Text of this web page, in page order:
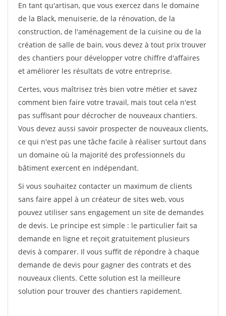
En tant qu'artisan, que vous exercez dans le domaine
de la Black, menuiserie, de la rénovation, de la
construction, de l'aménagement de la cuisine ou de la
création de salle de bain, vous devez à tout prix trouver
des chantiers pour développer votre chiffre d'affaires
et améliorer les résultats de votre entreprise.
Certes, vous maîtrisez très bien votre métier et savez
comment bien faire votre travail, mais tout cela n'est
pas suffisant pour décrocher de nouveaux chantiers.
Vous devez aussi savoir prospecter de nouveaux clients,
ce qui n'est pas une tâche facile à réaliser surtout dans
un domaine où la majorité des professionnels du
bâtiment exercent en indépendant.
Si vous souhaitez contacter un maximum de clients
sans faire appel à un créateur de sites web, vous
pouvez utiliser sans engagement un site de demandes
de devis. Le principe est simple : le particulier fait sa
demande en ligne et reçoit gratuitement plusieurs
devis à comparer. Il vous suffit de répondre à chaque
demande de devis pour gagner des contrats et des
nouveaux clients. Cette solution est la meilleure
solution pour trouver des chantiers rapidement.